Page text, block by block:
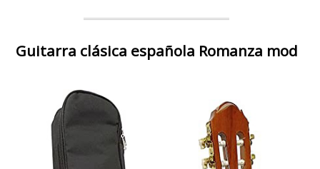
Guitarra clásica española Romanza mod